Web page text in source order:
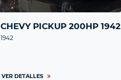
CHEVY PICKUP 200HP 1942
1942
VER DETALLES